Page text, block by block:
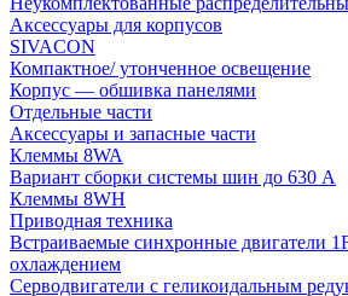
Аксессуары для корпусов
SIVACON
Компактное/ утонченное освещение
Корпус — обшивка панелями
Отдельные части
Аксессуары и запасные части
Клеммы 8WA
Вариант сборки системы шин до 630 A
Клеммы 8WH
Приводная техника
Встраиваемые синхронные двигатели
охлаждением
Серводвигатели с геликоидальным